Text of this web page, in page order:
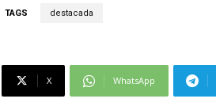
TAGS destacada
X WhatsApp